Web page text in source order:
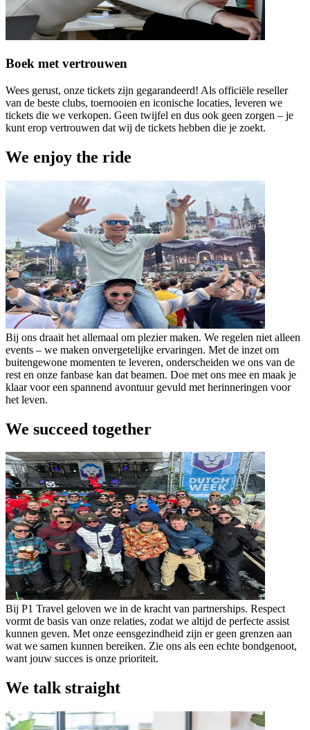
Boek met vertrouwen
Wees gerust, onze tickets zijn gegarandeerd! Als officiële reseller
van de beste clubs, toernooien en iconische locaties, leveren we
tickets die we verkopen. Geen twijfel en dus ook geen zorgen – je
kunt erop vertrouwen dat wij de tickets hebben die je zoekt.
We enjoy the ride
Bij ons draait het allemaal om plezier maken. We regelen niet alleen
events – we maken onvergetelijke ervaringen. Met de inzet om
buitengewone momenten te leveren, onderscheiden we ons van de
rest en onze fanbase kan dat beamen. Doe met ons mee en maak je
klaar voor een spannend avontuur gevuld met herinneringen voor
het leven.
We succeed together
Bij P1 Travel geloven we in de kracht van partnerships. Respect
vormt de basis van onze relaties, zodat we altijd de perfecte assist
kunnen geven. Met onze eensgezindheid zijn er geen grenzen aan
wat we samen kunnen bereiken. Zie ons als een echte bondgenoot,
want jouw succes is onze prioriteit.
We talk straight